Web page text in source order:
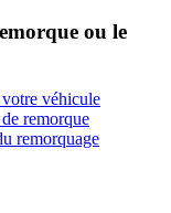
ou le
véhicule
remorque
remorquage